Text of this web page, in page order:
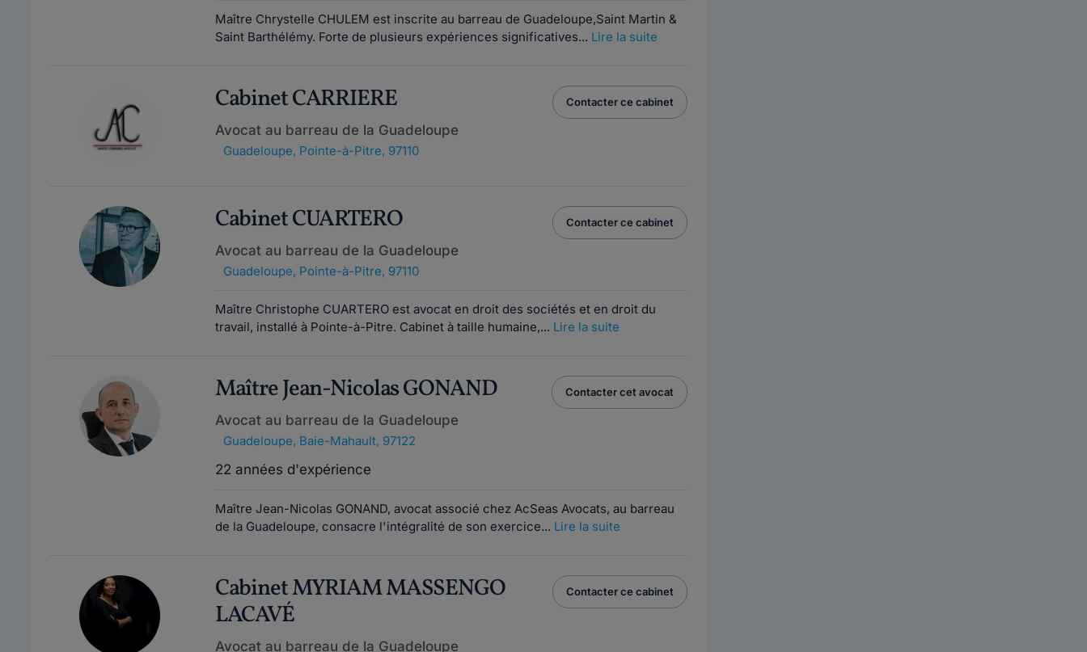
Maître Chrystelle CHULEM est inscrite au barreau de Guadeloupe,Saint Martin &
Saint Barthélémy. Forte de plusieurs expériences significatives... Lire la suite
Cabinet CARRIERE
Avocat au barreau de la Guadeloupe
Guadeloupe, Pointe-à-Pitre, 97110
Contacter ce cabinet
Cabinet CUARTERO
Avocat au barreau de la Guadeloupe
Guadeloupe, Pointe-à-Pitre, 97110
Contacter ce cabinet
Maître Christophe CUARTERO est avocat en droit des sociétés et en droit du
travail, installé à Pointe-à-Pitre. Cabinet à taille humaine,... Lire la suite
Maître Jean-Nicolas GONAND
Avocat au barreau de la Guadeloupe
Guadeloupe, Baie-Mahault, 97122
22 années d'expérience
Contacter cet avocat
Maître Jean-Nicolas GONAND, avocat associé chez AcSeas Avocats, au barreau
de la Guadeloupe, consacre l'intégralité de son exercice... Lire la suite
Cabinet MYRIAM MASSENGO
LACAVÉ
Avocat au barreau de la Guadeloupe
Contacter ce cabinet